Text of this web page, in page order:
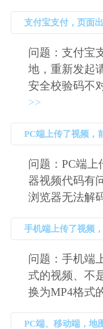
支付宝支付，页面
求。错误代
问题：支付宝
地，重新发起
安全校验码不
>>
PC端上传了视频，
问题：PC端
器视频代码有
浏览器无法解
手机端上传了视频
问题：手机端
式的视频、不
换为MP4格式
PC端、移动端，地